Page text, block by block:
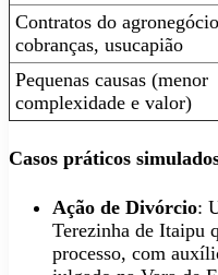
Contratos do
cobranças, usucapião
Pequenas causas (menor
complexidade e valor)
Casos práticos
Ação de Divórcio:
Terezinha de Itaipu
processo, com